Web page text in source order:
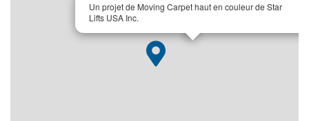
Un projet de Moving Carpet haut en couleur de Star
Lifts USA Inc.